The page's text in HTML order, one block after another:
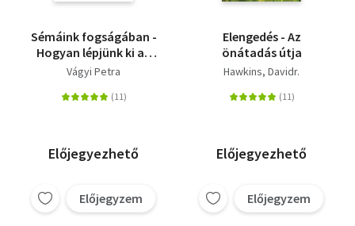
Sémáink fogságában -
Hogyan lépjünk ki az
ismétlődő
Vágyi Petra
Előjegyezhető
Előjegyzem
Elengedés - Az
önátadás útja
Hawkins, Davidr.
Előjegyezhető
Előjegyzem